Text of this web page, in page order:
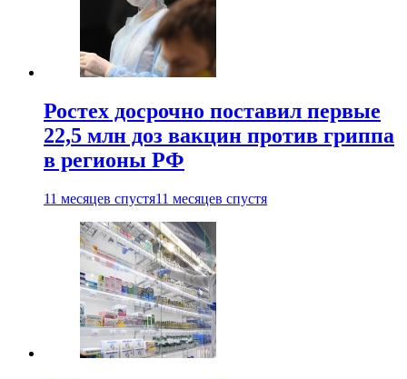
Ростех досрочно поставил первые
22,5 млн доз вакцин против гриппа
в регионы РФ
11 месяцев спустя11 месяцев спустя